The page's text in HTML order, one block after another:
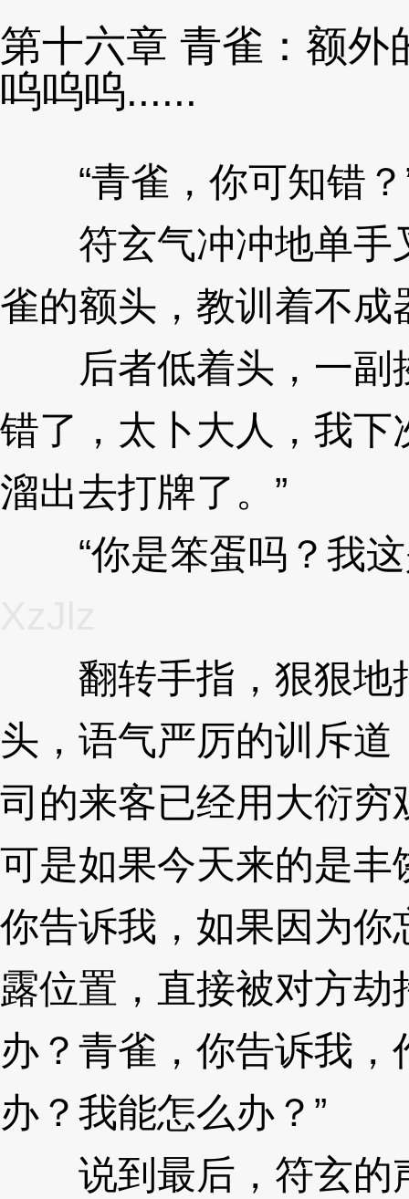
第十六章 青雀：额外
呜呜呜......
“青雀，你可知错？
符玄气冲冲地单手
雀的额头，教训着不成
后者低着头，一副
错了，太卜大人，我
溜出去打牌了。”
“你是笨蛋吗？我这
翻转手指，狠狠地
头，语气严厉的训斥道
司的来客已经用大衍
可是如果今天来的是
你告诉我，如果因为
露位置，直接被对方
办？青雀，你告诉我
办？我能怎么办？”
说到最后，符玄的